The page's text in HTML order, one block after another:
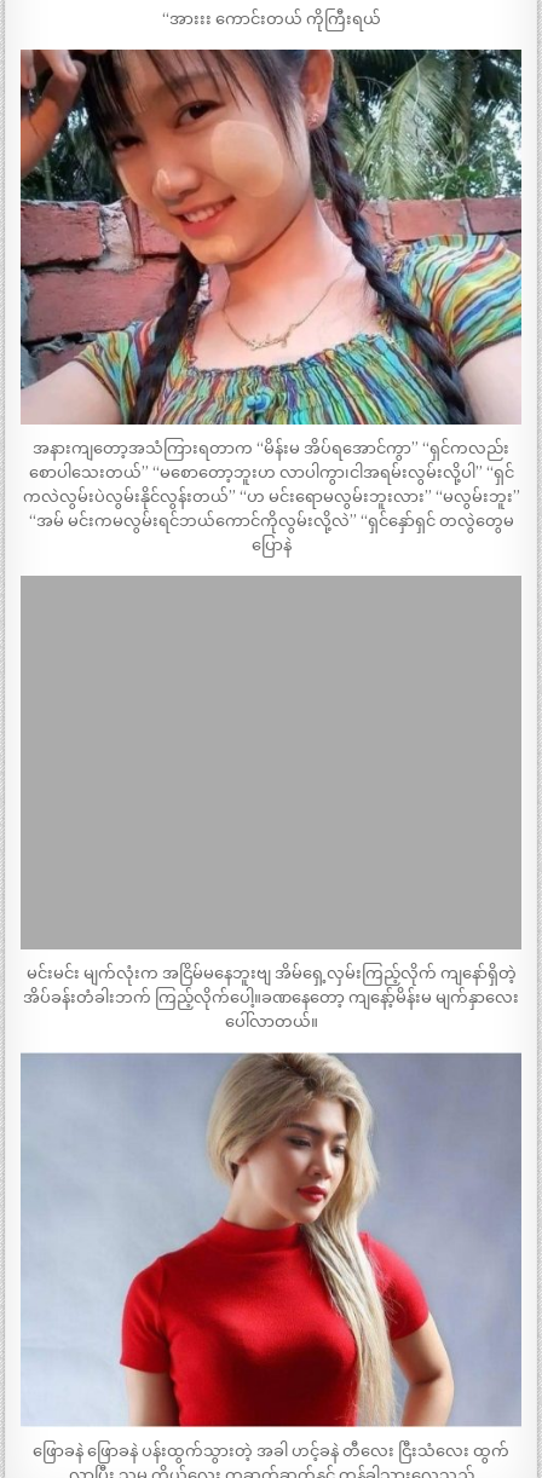
“အားးး ကောင်းတယ် ကိုကြီးရယ်
အနားကျတော့အသံကြားရတာက “မိန်းမ အိပ်ရအောင်ကွာ” “ရှင်ကလည်း
စောပါသေးတယ်” “မစောတော့ဘူးဟ လာပါကွာ၊ငါအရမ်းလွမ်းလို့ပါ” “ရှင်
ကလဲလွမ်းပဲလွမ်းနိုင်လွန်းတယ်” “ဟ မင်းရောမလွမ်းဘူးလား” “မလွမ်းဘူး”
“အမ် မင်းကမလွမ်းရင်ဘယ်ကောင်ကိုလွမ်းလို့လဲ” “ရှင်နှော်ရှင် တလွဲတွေမ
ပြောနဲ
မင်းမင်း မျက်လုံးက အငြိမ်မနေဘူးဗျ အိမ်ရှေ့လှမ်းကြည့်လိုက် ကျနော်ရှိတဲ့
အိပ်ခန်းတံခါးဘက် ကြည့်လိုက်ပေါ့။ခဏနေတော့ ကျနော့်မိန်းမ မျက်နှာလေး
ပေါ်လာတယ်။
ဖြောခနဲ ဖြောခနဲ ပန်းထွက်သွားတဲ့ အခါ ဟင့်ခနဲ တီလေး ငြီးသံလေး ထွက်